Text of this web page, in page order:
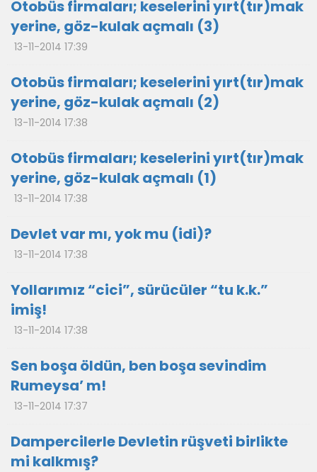
Otobüs firmaları; keselerini yırt(tır)mak
yerine, göz-kulak açmalı (3)
13-11-2014 17:39
Otobüs firmaları; keselerini yırt(tır)mak
yerine, göz-kulak açmalı (2)
13-11-2014 17:38
Otobüs firmaları; keselerini yırt(tır)mak
yerine, göz-kulak açmalı (1)
13-11-2014 17:38
Devlet var mı, yok mu (idi)?
13-11-2014 17:38
Yollarımız “cici”, sürücüler “tu k.k.”
imiş!
13-11-2014 17:38
Sen boşa öldün, ben boşa sevindim
Rumeysa’ m!
13-11-2014 17:37
Dampercilerle Devletin rüşveti birlikte
mi kalkmış?